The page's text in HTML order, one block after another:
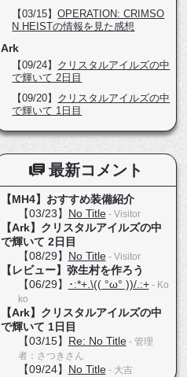
【03/15】OPERATION: CRIMSO
N HEISTの情報を見た感想
Ark
【09/24】 クリスタルアイルズの中
で輝いて 2日目
【09/20】 クリスタルアイルズの中
で輝いて 1日目
最新コメント
【MH4】おすすめ装備紹介
【03/23】 No Title- Visitor
【Ark】クリスタルアイルズの中
で輝いて 2日目
【08/29】 No Title- Visitor
【レビュー】弥生村を作ろう
【06/29】
･:*+.\(( °ω° ))/.:+- Ko
ko
【Ark】クリスタルアイルズの中
で輝いて 1日目
【03/15】 Re: No Title- 管理
者：さつきさん
【09/24】 No Title- 大吉